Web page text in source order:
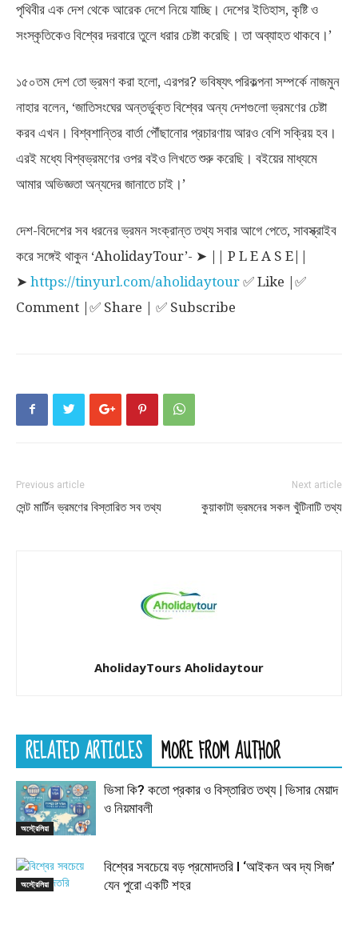
পৃথিবীর এক দেশ থেকে আরেক দেশে নিয়ে যাচ্ছি। দেশের ইতিহাস, কৃষ্টি ও
সংস্কৃতিকেও বিশ্বের দরবারে তুলে ধরার চেষ্টা করেছি। তা অব্যাহত থাকবে।’
১৫০তম দেশ তো ভ্রমণ করা হলো, এরপর? ভবিষ্যৎ পরিকল্পনা সম্পর্কে নাজমুন
নাহার বলেন, ‘জাতিসংঘের অন্তর্ভুক্ত বিশ্বের অন্য দেশগুলো ভ্রমণের চেষ্টা
করব এখন। বিশ্বশান্তির বার্তা পৌঁছানোর প্রচারণায় আরও বেশি সক্রিয় হব।
এরই মধ্যে বিশ্বভ্রমণের ওপর বইও লিখতে শুরু করেছি। বইয়ের মাধ্যমে
আমার অভিজ্ঞতা অন্যদের জানাতে চাই।’
দেশ-বিদেশের সব ধরনের ভ্রমন সংক্রান্ত তথ্য সবার আগে পেতে, সাবস্ক্রাইব
করে সঙ্গেই থাকুন ‘AholidayTour’- ➤ || P L E A S E||
➤ https://tinyurl.com/aholidaytour ✅ Like |✅
Comment |✅ Share | ✅ Subscribe
Previous article
সেন্ট মার্টিন ভ্রমণের বিস্তারিত সব তথ্য
Next article
কুয়াকাটা ভ্রমনের সকল খুঁটিনাটি তথ্য
AholidayTours Aholidaytour
RELATED ARTICLES MORE FROM AUTHOR
অস্ট্রেলিয়া
ভিসা কি? কতো প্রকার ও বিস্তারিত তথ্য | ভিসার মেয়াদ
ও নিয়মাবলী
অস্ট্রেলিয়া
বিশ্বের সবচেয়ে বড় প্রমোদতরি l ‘আইকন অব দ্য সিজ’
যেন পুরো একটি শহর